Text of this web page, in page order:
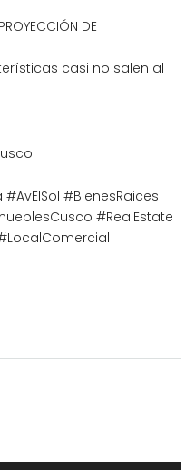
DE
casi no salen al
#AvElSol #BienesRaices
#RealEstate